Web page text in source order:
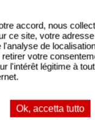
117 : Alerte rouge en
noire
accord, nous
ce site, votre
l'analyse de
votre
l'intérêt légitime à
Ok, accetta tutto